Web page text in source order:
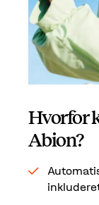
Hvorfor
Abion?